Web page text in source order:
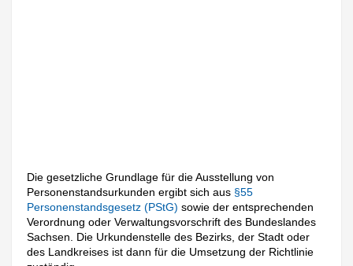
Die gesetzliche Grundlage für die Ausstellung von
Personenstandsurkunden ergibt sich aus §55
Personenstandsgesetz (PStG)sowie der entsprechenden
Verordnung oder Verwaltungsvorschrift des Bundeslandes
Sachsen. Die Urkundenstelle des Bezirks, der Stadt oder
des Landkreises ist dann für die Umsetzung der Richtlinie